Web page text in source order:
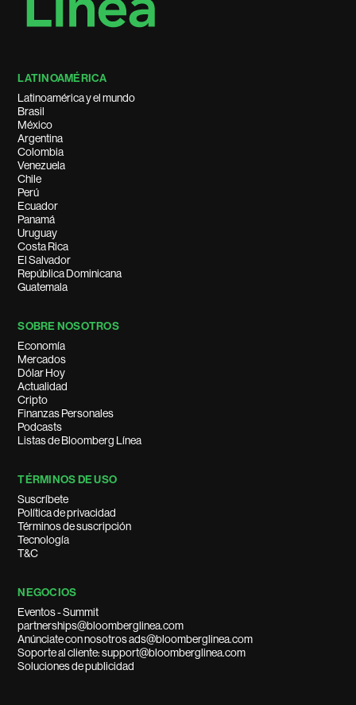
LATINOAMÉRICA
Latinoamérica y el mundo
Brasil
México
Argentina
Colombia
Venezuela
Chile
Perú
Ecuador
Panamá
Uruguay
Costa Rica
El Salvador
República Dominicana
Guatemala
SOBRE NOSOTROS
Economía
Mercados
Dólar Hoy
Actualidad
Cripto
Finanzas Personales
Podcasts
Listas de Bloomberg Línea
TÉRMINOS DE USO
Suscríbete
Política de privacidad
Términos de suscripción
Tecnología
T&C
NEGOCIOS
Eventos - Summit
partnerships@bloomberglinea.com
Anúnciate con nosotros ads@bloomberglinea.com
Soporte al cliente: support@bloomberglinea.com
Soluciones de publicidad